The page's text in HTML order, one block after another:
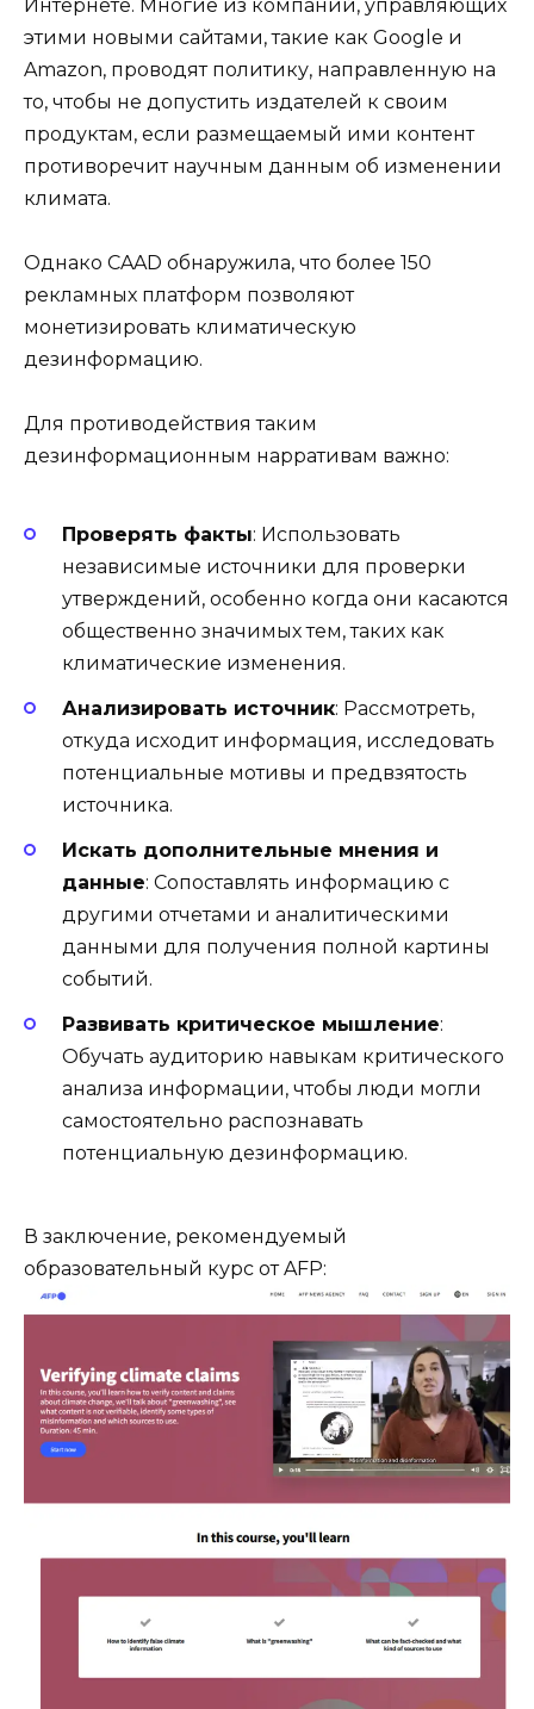
Интернете. Многие из компаний, управляющих
этими новыми сайтами, такие как Google и
Amazon, проводят политику, направленную на
то, чтобы не допустить издателей к своим
продуктам, если размещаемый ими контент
противоречит научным данным об изменении
климата.
Однако CAAD обнаружила, что более 150
рекламных платформ позволяют
монетизировать климатическую
дезинформацию.
Для противодействия таким
дезинформационным нарративам важно:
Проверять факты: Использовать
независимые источники для проверки
утверждений, особенно когда они касаются
общественно значимых тем, таких как
климатические изменения.
Анализировать источник: Рассмотреть,
откуда исходит информация, исследовать
потенциальные мотивы и предвзятость
источника.
Искать дополнительные мнения и
данные: Сопоставлять информацию с
другими отчетами и аналитическими
данными для получения полной картины
событий.
Развивать критическое мышление:
Обучать аудиторию навыкам критического
анализа информации, чтобы люди могли
самостоятельно распознавать
потенциальную дезинформацию.
В заключение, рекомендуемый
образовательный курс от AFP: